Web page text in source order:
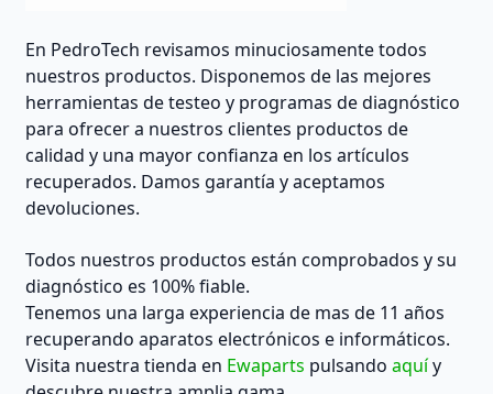
En PedroTech revisamos minuciosamente todos
nuestros productos. Disponemos de las mejores
herramientas de testeo y programas de diagnóstico
para ofrecer a nuestros clientes productos de
calidad y una mayor confianza en los artículos
recuperados. Damos garantía y aceptamos
devoluciones.
Todos nuestros productos están comprobados y su
diagnóstico es 100% fiable.
Tenemos una larga experiencia de mas de 11 años
recuperando aparatos electrónicos e informáticos.
Visita nuestra tienda en Ewaparts pulsando aquíy